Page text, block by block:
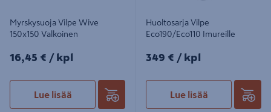
Myrskysuoja Vilpe Wive
150x150 Valkoinen
16,45€/kpl
16,45 € / kpl
Lue lisää
Huoltosarja Vilpe
Eco190/Eco110 Imureille
349€/kpl
349 € / kpl
Lue lisää